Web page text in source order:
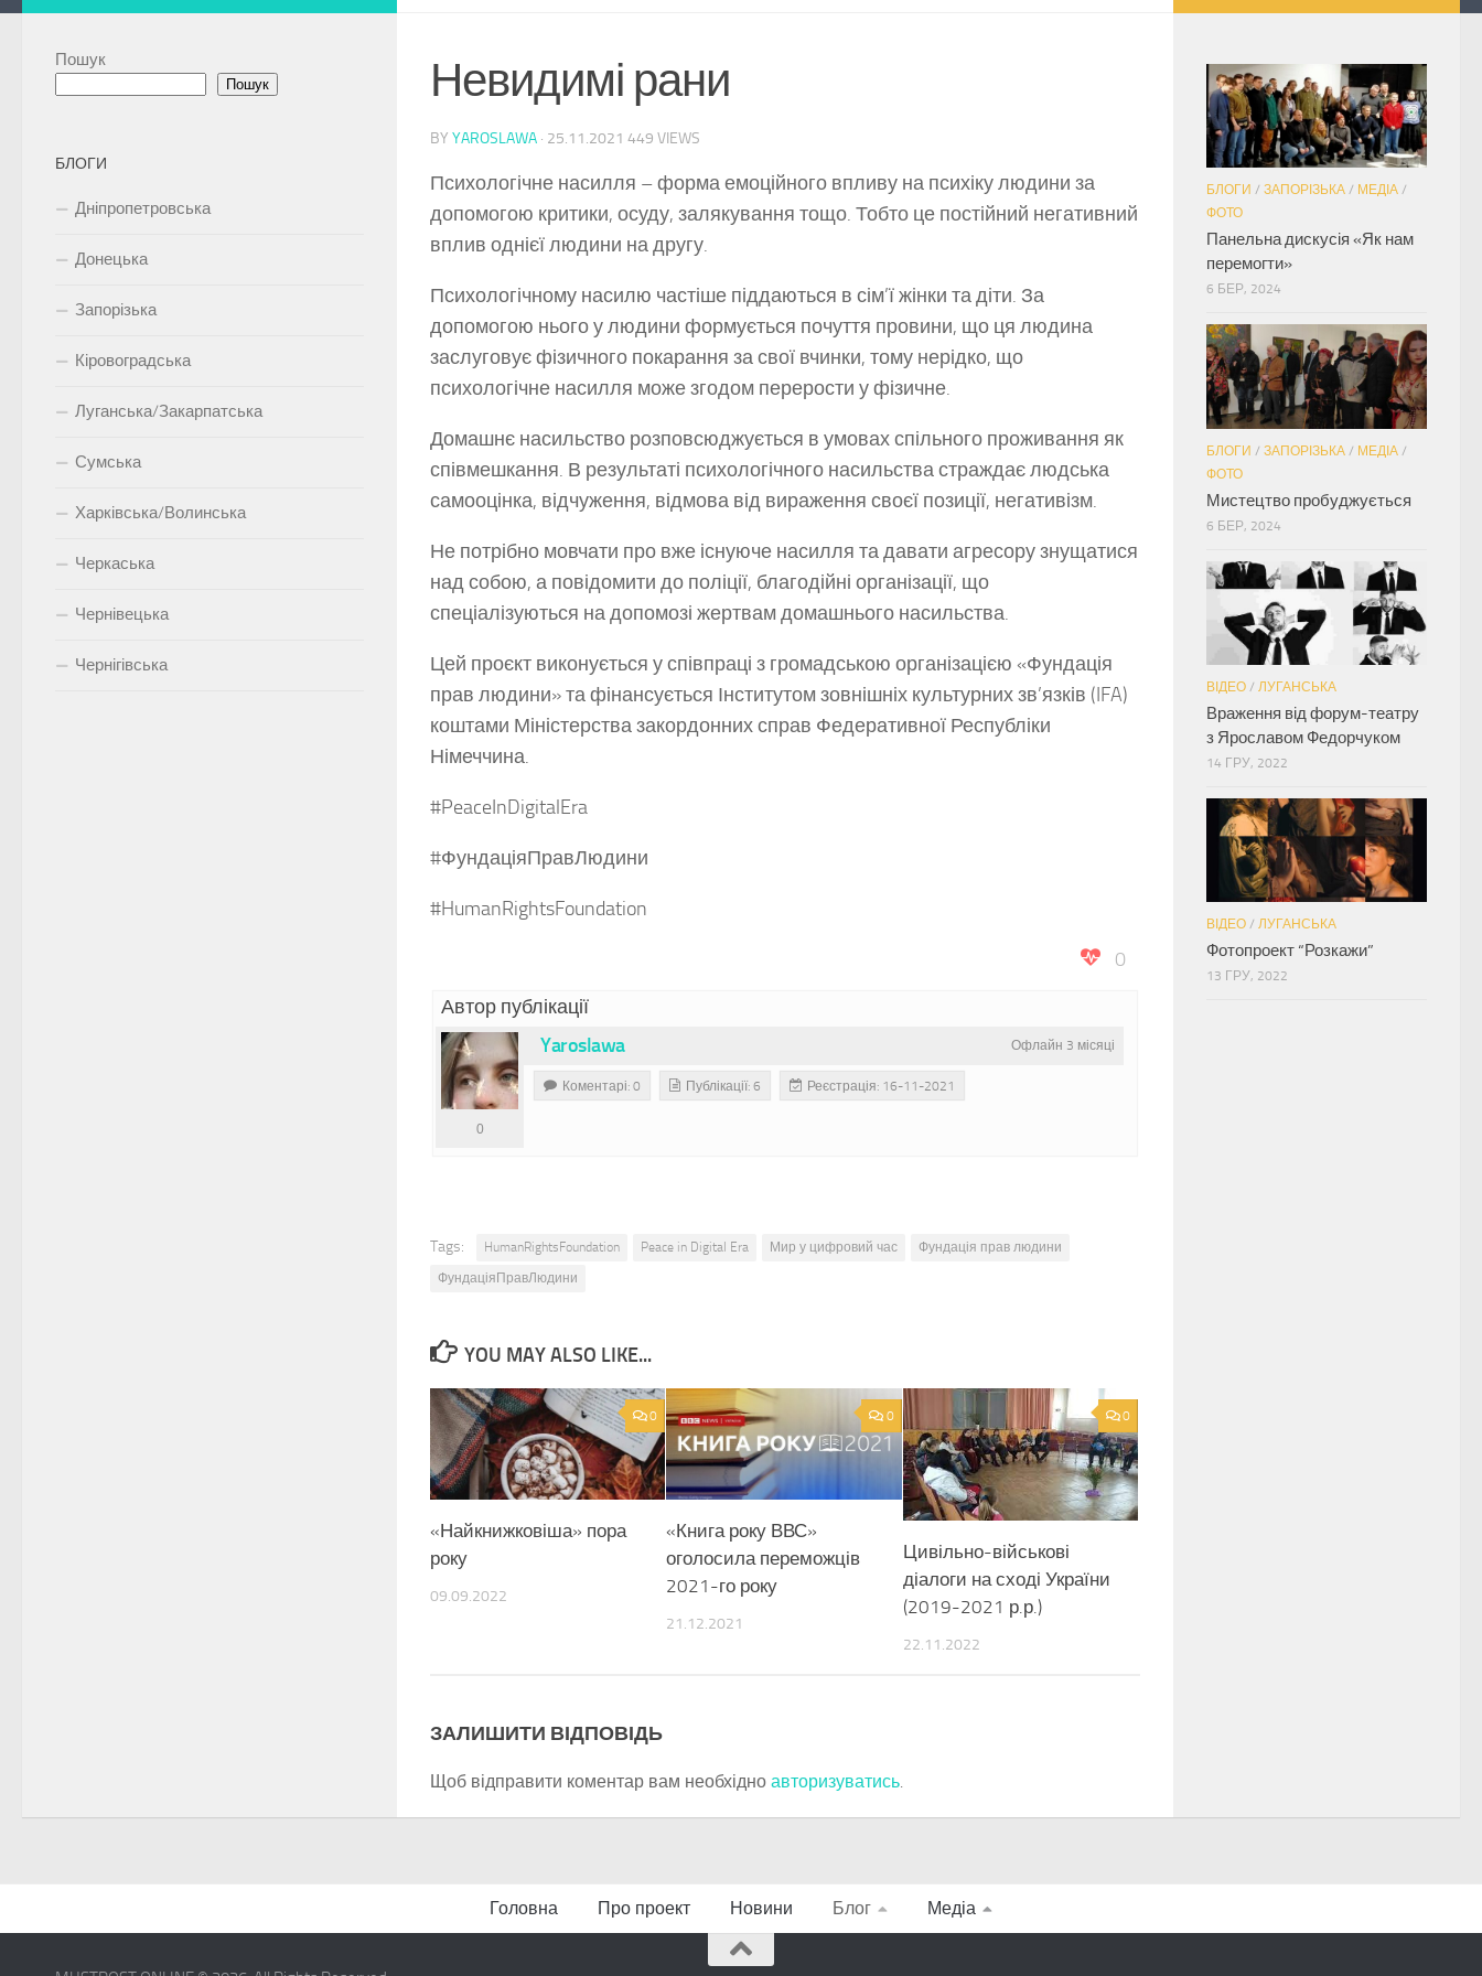
Невидимі рани
BY YAROSLAWA · 25.11.2021 449 VIEWS
Психологічне насилля – форма емоційного впливу на психіку людини за
допомогою критики, осуду, залякування тощо. Тобто це постійний негативний
вплив однієї людини на другу.
Психологічному насилю частіше піддаються в сім’ї жінки та діти. За
допомогою нього у людини формується почуття провини, що ця людина
заслуговує фізичного покарання за свої вчинки, тому нерідко, що
психологічне насилля може згодом перерости у фізичне.
Домашнє насильство розповсюджується в умовах спільного проживання як
співмешкання. В результаті психологічного насильства страждає людська
самооцінка, відчуження, відмова від вираження своєї позиції, негативізм.
Не потрібно мовчати про вже існуюче насилля та давати агресору знущатися
над собою, а повідомити до поліції, благодійні організації, що
спеціалізуються на допомозі жертвам домашнього насильства.
Цей проєкт виконується у співпраці з громадською організацією «Фундація
прав людини» та фінансується Інститутом зовнішніх культурних зв’язків (IFA)
коштами Міністерства закордонних справ Федеративної Республіки
Німеччина.
#PeaceInDigitalEra
#ФундаціяПравЛюдини
#HumanRightsFoundation
0
Автор публікації
Офлайн 3 місяці
Yaroslawa
0
Коментарі: 0 Публікації: 6 Реєстрація: 16-11-2021
Tags: HumanRightsFoundation Peace in Digital Era Мир у цифровий час
Фундація прав людини
ФундаціяПравЛюдини
YOU MAY ALSO LIKE...
0
«Найкнижковіша» пора
року
09.09.2022
0
«Книга року ВВС»
оголосила переможців
2021-го року
21.12.2021
0
Цивільно-військові
діалоги на сході України
(2019-2021 р.р.)
22.11.2022
ЗАЛИШИТИ ВІДПОВІДЬ
Щоб відправити коментар вам необхідно авторизуватись.
Пошук
Пошук
БЛОГИ
Дніпропетровська
Донецька
Запорізька
Кіровоградська
Луганська/Закарпатська
Сумська
Харківська/Волинська
Черкаська
Чернівецька
Чернігівська
БЛОГИ / ЗАПОРІЗЬКА / МЕДІА /
ФОТО
Панельна дискусія «Як нам
перемогти»
6 БЕР, 2024
БЛОГИ / ЗАПОРІЗЬКА / МЕДІА /
ФОТО
Мистецтво пробуджується
6 БЕР, 2024
ВІДЕО / ЛУГАНСЬКА
Враження від форум-театру
з Ярославом Федорчуком
14 ГРУ, 2022
ВІДЕО / ЛУГАНСЬКА
Фотопроект “Розкажи”
13 ГРУ, 2022
Головна Про проект Новини Блог Медіа